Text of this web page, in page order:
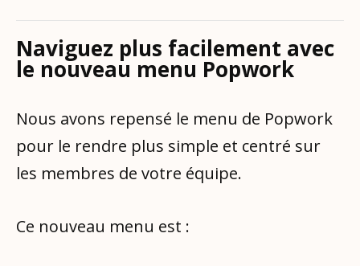
Naviguez plus facilement avec
le nouveau menu Popwork
Nous avons repensé le menu de Popwork
pour le rendre plus simple et centré sur
les membres de votre équipe.
Ce nouveau menu est :